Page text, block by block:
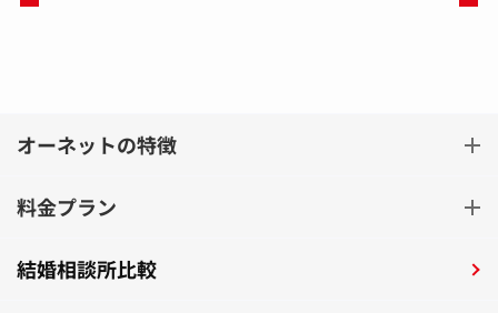
オーネットの特徴
料金プラン
結婚相談所比較